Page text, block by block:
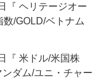
『 ヘリテージオー
/GOLD/ベトナム
『 米ドル/米国株
ダム/ユニ・チャー